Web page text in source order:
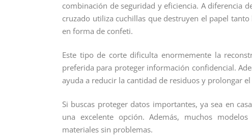
combinación de seguridad y eficiencia. A diferencia
cruzado utiliza cuchillas que destruyen el papel
en forma de confeti.
Este tipo de corte dificulta enormemente la
preferida para proteger información confidencial.
ayuda a reducir la cantidad de residuos y prolongar
Si buscas proteger datos importantes, ya sea en
una excelente opción. Además, muchos
materiales sin problemas.